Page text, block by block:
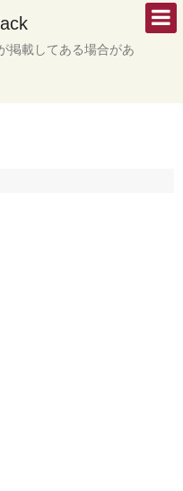
掲載してある場合があ